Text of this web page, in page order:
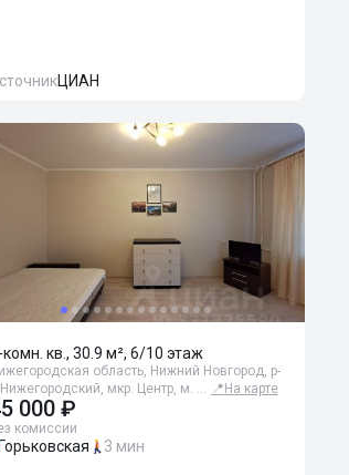
ЦИАН
комн. кв., 30.9 м², 6/10 этаж
область, Нижний Новгород, р-
мкр. Центр, м. … 📍 На карте
000 ₽
комиссии
3 мин